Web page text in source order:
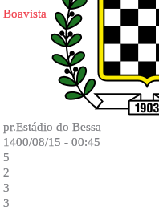
Boavista
pr.Estádio do Bessa
1400/08/15 - 00:45
5
2
3
3